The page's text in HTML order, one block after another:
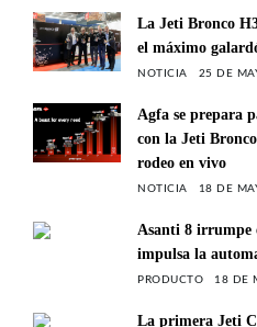
La Jeti Bronco
el máximo
NOTICIA 25 DE
Agfa se prepara
con la Jeti
rodeo en vivo
NOTICIA 18 DE
Asanti 8 irrumpe
impulsa la
PRODUCTO 18 DE
La primera Jeti